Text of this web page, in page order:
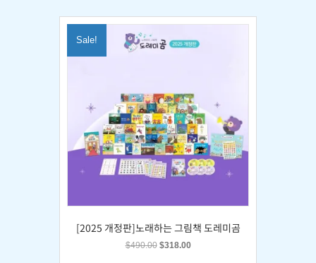
Sale!
[2025 개정판]노래하는 그림책 도레미곰
$490.00 Original
$318.00Current